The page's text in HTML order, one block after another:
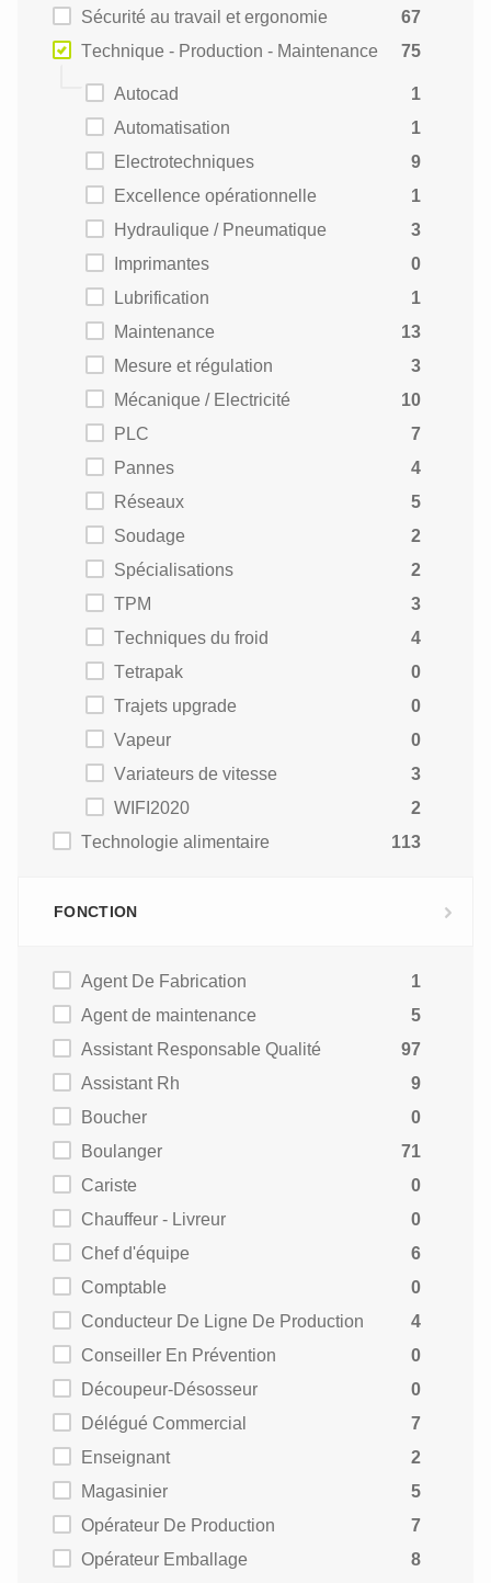
Sécurité au travail et ergonomie
67
Technique - Production - Maintenance
75
Autocad
1
Automatisation
1
Electrotechniques
9
Excellence opérationnelle
1
Hydraulique / Pneumatique
3
Imprimantes
0
Lubrification
1
Maintenance
13
Mesure et régulation
3
Mécanique / Electricité
10
PLC
7
Pannes
4
Réseaux
5
Soudage
2
Spécialisations
2
TPM
3
Techniques du froid
4
Tetrapak
0
Trajets upgrade
0
Vapeur
0
Variateurs de vitesse
3
WIFI2020
2
Technologie alimentaire
113
FONCTION
Agent De Fabrication
1
Agent de maintenance
5
Assistant Responsable Qualité
97
Assistant Rh
9
Boucher
0
Boulanger
71
Cariste
0
Chauffeur - Livreur
0
Chef d'équipe
6
Comptable
0
Conducteur De Ligne De Production
4
Conseiller En Prévention
0
Découpeur-Désosseur
0
Délégué Commercial
7
Enseignant
2
Magasinier
5
Opérateur De Production
7
Opérateur Emballage
8